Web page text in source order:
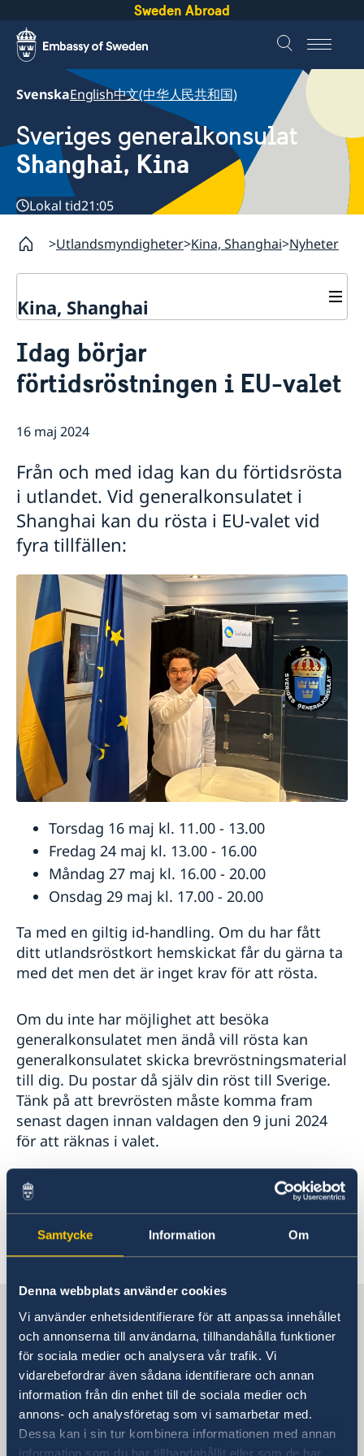
Samtycke Information Om
Denna webbplats använder cookies
Vi använder enhetsidentifierare för att anpassa innehållet
och annonserna till användarna, tillhandahålla funktioner
för sociala medier och analysera vår trafik. Vi
vidarebefordrar även sådana identifierare och annan
information från din enhet till de sociala medier och
annons- och analysföretag som vi samarbetar med.
Dessa kan i sin tur kombinera informationen med annan
information som du har tillhandahållit eller som de har
Sweden Abroad
SvenskaEnglish中文(中华人民共和国)
Sveriges generalkonsulat
Shanghai, Kina
Lokal tid21:05
Utlandsmyndigheter Kina, Shanghai Nyheter
Kina, Shanghai
generalkonsulatet
Rösta i Shanghai
Pass och ID-kort
Intyg och apostille
Competent Swedish Authority to issue Apostille
Äktenskapscertifikat
Förnya svenskt körkort
Avgifter
Nyheter
Om generalkonsulatet
Dataskyddspolicy (GDPR)
Så stöttar vi svenska företag
Vi är en resurs för svenska företag
Team Sweden
Så kan du få stöd
Svenska företag i Kina
Anmäl handelshinder
Idag börjar
förtidsröstningen i EU-valet
16 maj 2024
Från och med idag kan du förtidsrösta
i utlandet. Vid generalkonsulatet i
Shanghai kan du rösta i EU-valet vid
fyra tillfällen:
Torsdag 16 maj kl. 11.00 - 13.00
Fredag 24 maj kl. 13.00 - 16.00
Måndag 27 maj kl. 16.00 - 20.00
Onsdag 29 maj kl. 17.00 - 20.00
Ta med en giltig id-handling. Om du har fått
ditt utlandsröstkort hemskickat får du gärna ta
med det men det är inget krav för att rösta.
Om du inte har möjlighet att besöka
generalkonsulatet men ändå vill rösta kan
generalkonsulatet skicka brevröstningsmaterial
till dig. Du postar då själv din röst till Sverige.
Tänk på att brevrösten måste komma fram
senast dagen innan valdagen den 9 juni 2024
för att räknas i valet.
Läs mer på vår webbsida:
Rösta i Shanghai - Sweden Abroad
Senast uppdaterad 16 maj 2024, 11.57
Sverige i Kina
Sveriges generalkonsulat i Shanghai
Besöksadress
Shanghai Central Plaza, våning 15
381 Huaihai Road (Middle)